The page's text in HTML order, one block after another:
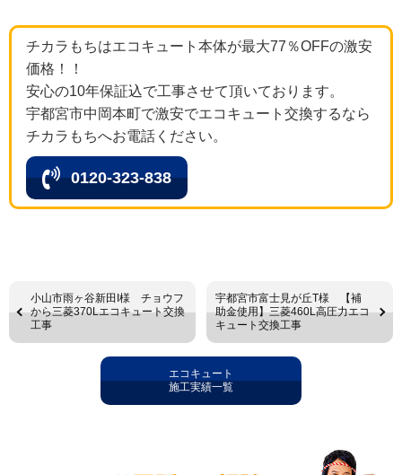
チカラもちはエコキュート本体が最大77％OFFの激安
価格！！
安心の10年保証込で工事させて頂いております。
宇都宮市中岡本町で激安でエコキュート交換するなら
チカラもちへお電話ください。
0120-323-838
小山市雨ヶ谷新田I様 チョウフ
から三菱370Lエコキュート交換
工事
宇都宮市富士見が丘T様 【補
助金使用】三菱460L高圧力エコ
キュート交換工事
エコキュート
施工実績一覧